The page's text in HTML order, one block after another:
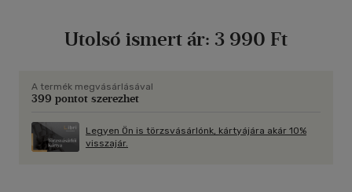
című képzőművészeti rovatát. Ezek alatt az évek alatt sok
Számadás? Összegzés? Vizuális kultúránk térképe?
Szubjektív képzőművészeti olvasónapló? Mindez egyben.
gazdagságunkat, felhívják a figyelmet értékeinkre. És persze
megtanítanak minket látni. Péter László megmutatja nekünk
Utolsó ismert ár: 3 990 Ft
A termék megvásárlásával
399 pontot szerezhet
Legyen Ön is törzsvásárlónk, kártyájára akár 10%
visszajár.